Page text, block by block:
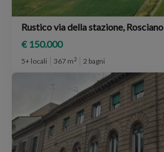
Rustico via della stazione, Rosciano
€ 150.000
5+ locali 367 m2 2 bagni